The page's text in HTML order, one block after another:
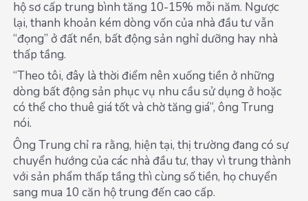
hộ sơ cấp trung bình tăng 10-15% mỗi năm. Ngược
lại, thanh khoản kém dòng vốn của nhà đầu tư vẫn
“đọng” ở đất nền, bất động sản nghỉ dưỡng hay nhà
thấp tầng.
“Theo tôi, đây là thời điểm nên xuống tiền ở những
dòng bất động sản phục vụ nhu cầu sử dụng ở hoặc
có thể cho thuê giá tốt và chờ tăng giá”, ông Trung
nói.
Ông Trung chỉ ra rằng, hiện tại, thị trường đang có sự
chuyển hướng của các nhà đầu tư, thay vì trung thành
với sản phẩm thấp tầng thì cùng số tiền, họ chuyển
sang mua 10 căn hộ trung đến cao cấp.